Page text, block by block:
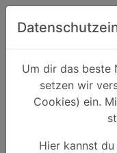
Um dir das beste
setzen wir
Cookies) ein.
Hier kannst
Schnäppchen